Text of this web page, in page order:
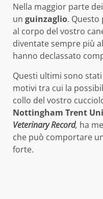
Nella maggior parte
un guinzaglio. Questo
al corpo del vostro
diventate sempre più
hanno declassato
Questi ultimi sono
motivi tra cui la
collo del vostro
Nottingham Trent
Veterinary Record, ha
che può comportare
forte.